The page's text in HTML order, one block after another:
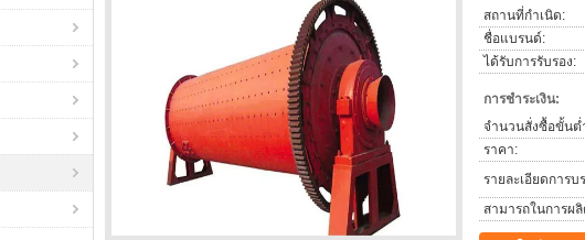
สถานที่กำเนิด:
ชื่อแบรนด์:
ได้รับการรับรอง:
การชำระเงิน:
จำนวนสั่งซื้อขั้นต่
ราคา:
รายละเอียดการบ
สามารถในการผ